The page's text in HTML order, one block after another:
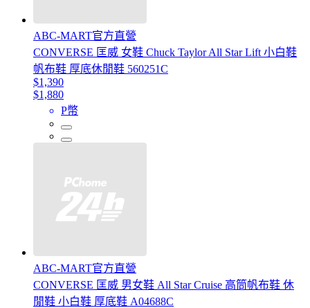
ABC-MART官方直營
CONVERSE 匡威 女鞋 Chuck Taylor All Star Lift 小白鞋
帆布鞋 厚底休閒鞋 560251C
$1,390
$1,880
P幣
ABC-MART官方直營
CONVERSE 匡威 男女鞋 All Star Cruise 高筒帆布鞋 休
閒鞋 小白鞋 厚底鞋 A04688C